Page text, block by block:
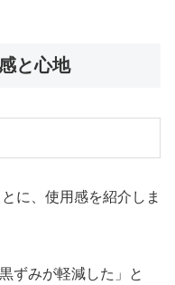
と心地
に、使用感を紹介しま
ずみが軽減した」と